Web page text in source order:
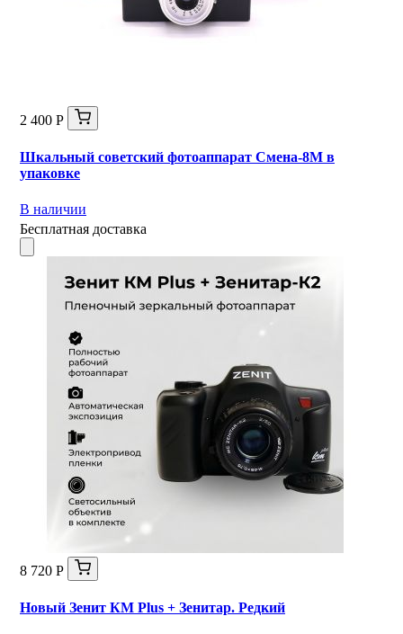
2 400 Р
Шкальный советский фотоаппарат Смена-8М в
упаковке
В наличии
Бесплатная доставка
8 720 Р
Новый Зенит КМ Plus + Зенитар. Редкий